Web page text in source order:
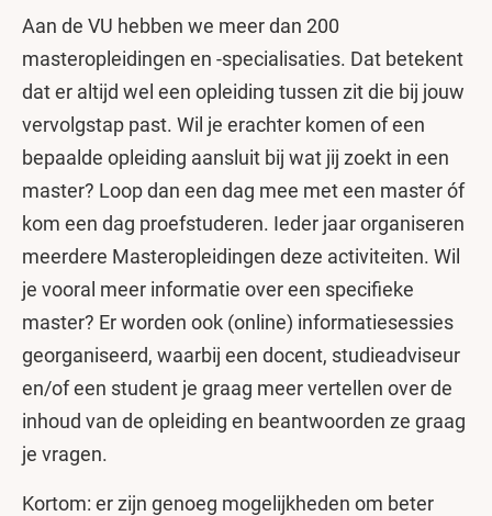
Aan de VU hebben we meer dan 200
masteropleidingen en -specialisaties. Dat betekent
dat er altijd wel een opleiding tussen zit die bij jouw
vervolgstap past. Wil je erachter komen of een
bepaalde opleiding aansluit bij wat jij zoekt in een
master? Loop dan een dag mee met een master óf
kom een dag proefstuderen. Ieder jaar organiseren
meerdere Masteropleidingen deze activiteiten. Wil
je vooral meer informatie over een specifieke
master? Er worden ook (online) informatiesessies
georganiseerd, waarbij een docent, studieadviseur
en/of een student je graag meer vertellen over de
inhoud van de opleiding en beantwoorden ze graag
je vragen.
Kortom: er zijn genoeg mogelijkheden om beter